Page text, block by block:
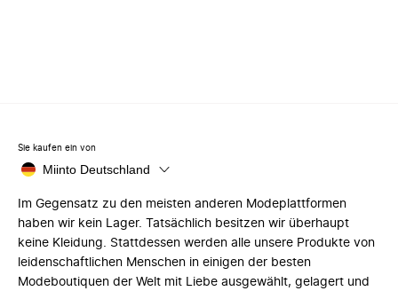
Sie kaufen ein von
Miinto Deutschland
Im Gegensatz zu den meisten anderen Modeplattformen
haben wir kein Lager. Tatsächlich besitzen wir überhaupt
keine Kleidung. Stattdessen werden alle unsere Produkte von
leidenschaftlichen Menschen in einigen der besten
Modeboutiquen der Welt mit Liebe ausgewählt, gelagert und